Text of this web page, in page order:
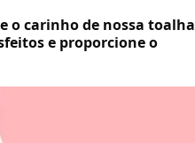
o carinho de nossa toalha
e proporcione o